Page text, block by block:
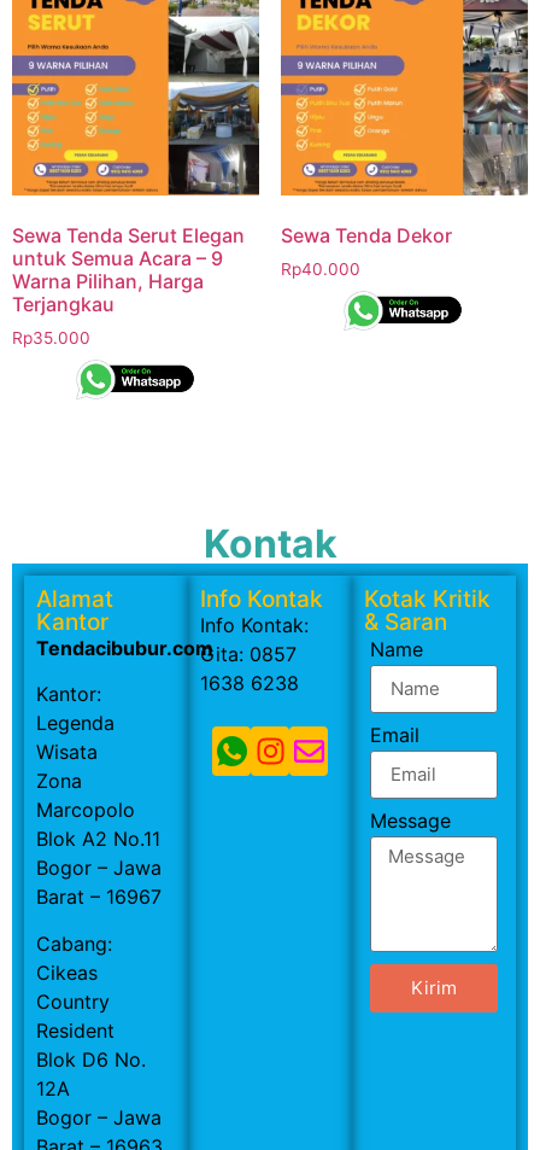
Sewa Tenda Serut Elegan
untuk Semua Acara – 9
Warna Pilihan, Harga
Terjangkau
Rp35.000
Sewa Tenda Dekor
Rp40.000
Kontak
Alamat
Kantor
Tendacibubur.com
Kantor:
Legenda
Wisata
Zona
Marcopolo
Blok A2 No.11
Bogor – Jawa
Barat – 16967
Cabang:
Cikeas
Country
Resident
Blok D6 No.
12A
Bogor – Jawa
Info Kontak
Info Kontak:
Gita: 0857
1638 6238
Kotak Kritik
& Saran
Name
Email
Message
Kirim